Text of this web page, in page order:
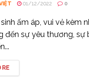
01/12/2022 0
ấm áp, vui vẻ kèm
đến sự yêu thương, sự